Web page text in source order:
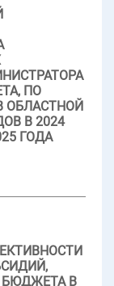
ПО
ОБЛАСТНОЙ
В 2024
ГОДА
В